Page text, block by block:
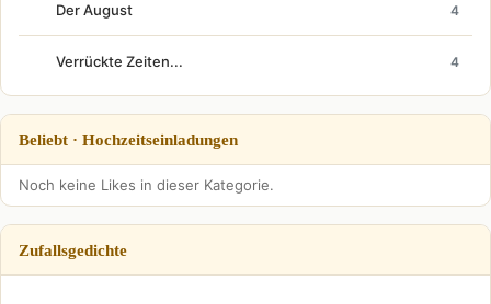
Der August 4
Verrückte Zeiten... 4
Beliebt · Hochzeitseinladungen
Noch keine Likes in dieser Kategorie.
Zufallsgedichte